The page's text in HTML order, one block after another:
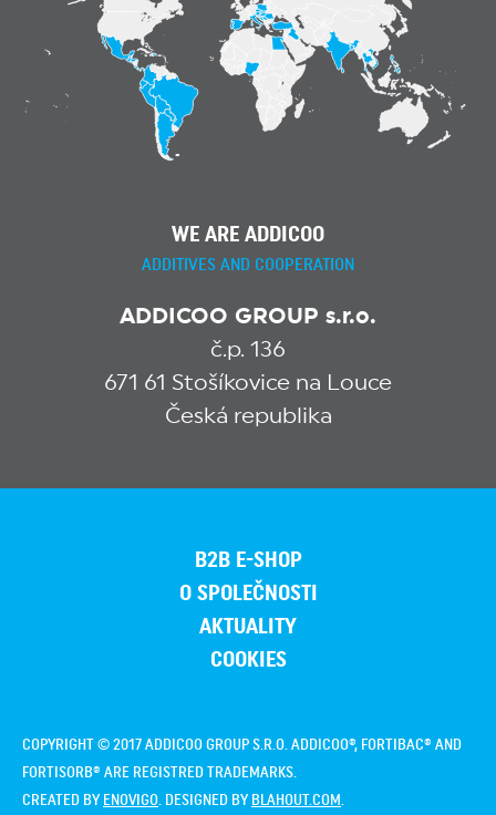
WE ARE ADDICOO
ADDITIVES AND COOPERATION
ADDICOO GROUP s.r.o.
č.p. 136
671 61 Stošíkovice na Louce
Česká republika
B2B E-SHOP
O SPOLEČNOSTI
AKTUALITY
COOKIES
COPYRIGHT © 2017 ADDICOO GROUP S.R.O. ADDICOO®, FORTIBAC® AND
FORTISORB® ARE REGISTRED TRADEMARKS.
CREATED BY ENOVIGO . DESIGNED BY BLAHOUT.COM